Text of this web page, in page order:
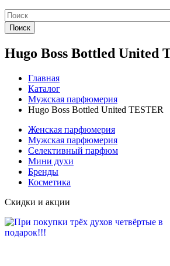
Поиск
Hugo Boss Bottled United
Главная
Каталог
Мужская парфюмерия
Hugo Boss Bottled United TESTER
Женская парфюмерия
Мужская парфюмерия
Селективный парфюм
Мини духи
Бренды
Косметика
Скидки и акции